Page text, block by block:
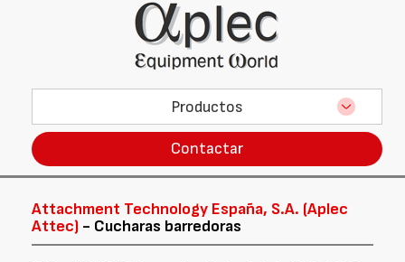
Productos
Contactar
Attachment Technology España, S.A. (Aplec
Attec) - Cucharas barredoras